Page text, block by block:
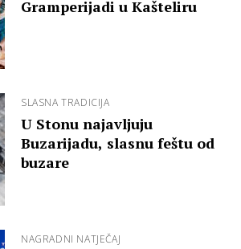
Gramperijadi u Kašteliru
SLASNA TRADICIJA
U Stonu najavljuju
Buzarijadu, slasnu feštu od
buzare
NAGRADNI NATJEČAJ